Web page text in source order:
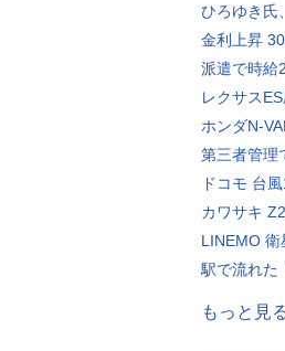
ひろゆき氏
金利上昇
派遣で時給
レクサス
ホンダN-
第三者管理
ドコモ 台
カワサキ
LINEMO 衛
駅で流れた
もっと見